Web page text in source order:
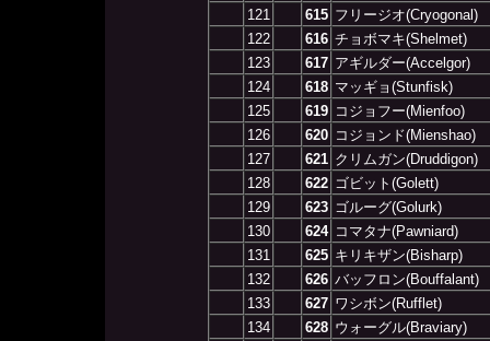
121
615 フリージオ(Cryogonal)
122
616 チョボマキ(Shelmet)
123
617 アギルダー(Accelgor)
124
618 マッギョ(Stunfisk)
125
619 コジョフー(Mienfoo)
126
620 コジョンド(Mienshao)
127
621 クリムガン(Druddigon)
128
622 ゴビット(Golett)
129
623 ゴルーグ(Golurk)
130
624 コマタナ(Pawniard)
131
625 キリキザン(Bisharp)
132
626 バッフロン(Bouffalant)
133
627 ワシボン(Rufflet)
134
628 ウォーグル(Braviary)